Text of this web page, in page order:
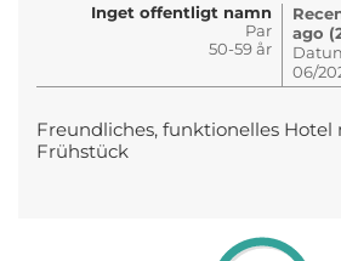
Inget offentligt namn
Par
50-59 år
ago
06/
Freundliches, funktionelles
Frühstück